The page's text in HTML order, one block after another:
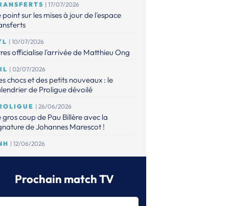
| 17/07/2026
point sur les mises à jour de l'espace
| 10/07/2026
officialise l'arrivée de Matthieu Ong
| 02/07/2026
chocs et des petits nouveaux : le
de Proligue dévoilé
| 26/06/2026
gros coup de Pau Billère avec la
de Johannes Marescot !
| 12/06/2026
CNACG a validé les dossiers,
ProligueProchain match TV